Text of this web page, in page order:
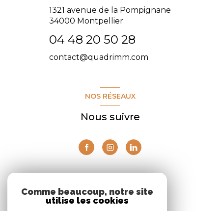
1321 avenue de la Pompignane
34000 Montpellier
04 48 20 50 28
contact@quadrimm.com
NOS RÉSEAUX
Nous suivre
Nous adhérons
Comme beaucoup, notre site
utilise les cookies